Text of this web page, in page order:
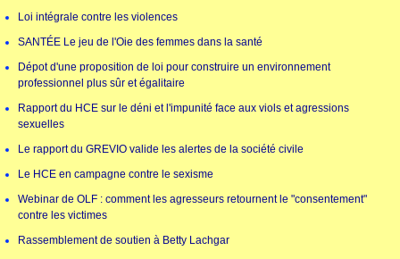
Loi intégrale contre les violences
SANTÉE Le jeu de l'Oie des femmes dans la santé
Dépot d'une proposition de loi pour construire un environnement
professionnel plus sûr et égalitaire
Rapport du HCE sur le déni et l'impunité face aux viols et agressions
sexuelles
Le rapport du GREVIO valide les alertes de la société civile
Le HCE en campagne contre le sexisme
Webinar de OLF : comment les agresseurs retournent le "consentement"
contre les victimes
Rassemblement de soutien à Betty Lachgar